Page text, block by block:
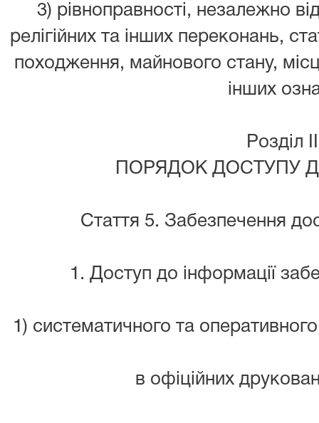
3) рівноправності, незалежно
релігійних та інших переконань,
походження, майнового стану,
інших
Розділ II
ПОРЯДОК ДОСТУПУ
Стаття 5. Забезпечення
1. Доступ до інформації
1) систематичного та
в офіційних